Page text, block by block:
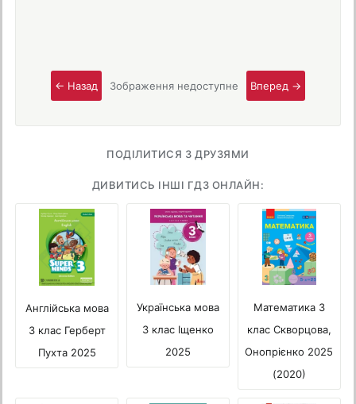
← Назад Зображення недоступне Вперед →
ПОДІЛИТИСЯ З ДРУЗЯМИ
ДИВИТИСЬ ІНШІ ГДЗ ОНЛАЙН:
Англійська мова
3 клас Герберт
Пухта 2025
Українська мова
3 клас Іщенко
2025
Математика 3
клас Скворцова,
Онопрієнко 2025
(2020)